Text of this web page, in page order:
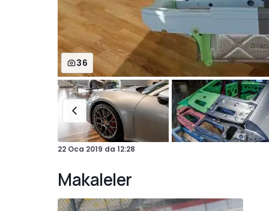
36
22 Oca 2019 da 12:28
Makaleler